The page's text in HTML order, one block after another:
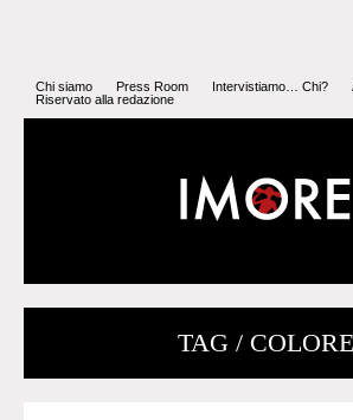
Chi siamo Press Room Intervistiamo… Chi?
Riservato alla redazione
TAG / COLORE